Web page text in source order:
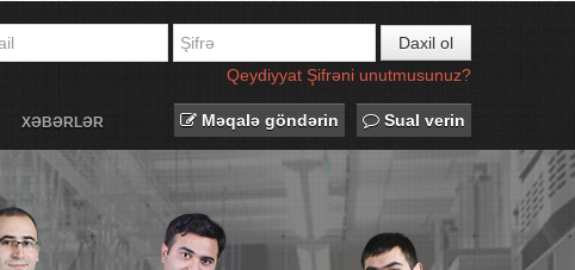
Daxil ol
Qeydiyyat Şifrəni unutmusunuz?
XƏBƏRLƏR Məqalə göndərin Sual verin